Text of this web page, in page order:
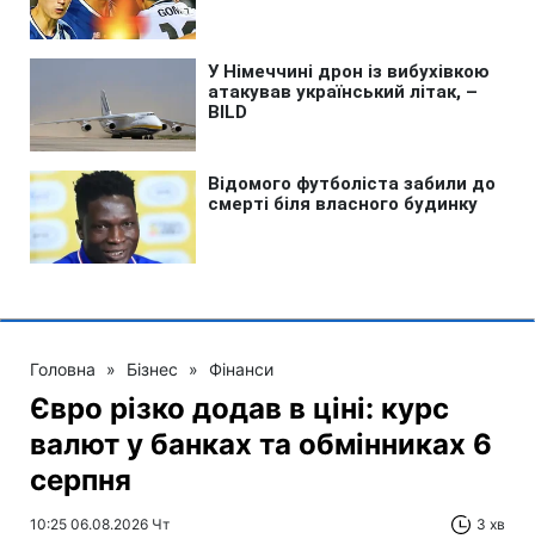
Головна » Бізнес » Фінанси
Євро різко додав в ціні: курс
валют у банках та обмінниках 6
серпня
10:25 06.08.2026 Чт 3 хв